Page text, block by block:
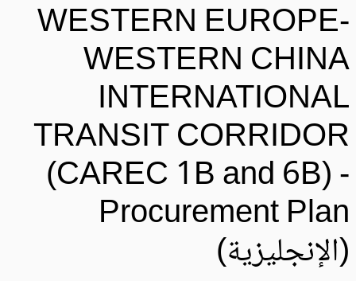
WESTERN
WESTERN
TRANSIT
(CAREC 1B and 6B)
Procurement